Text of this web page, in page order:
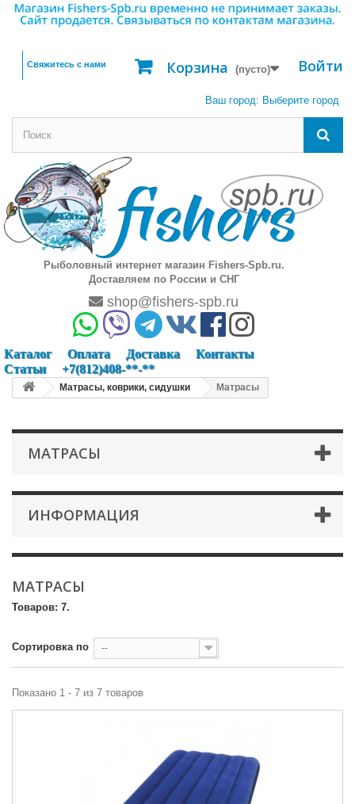
Войти
Корзина (пусто)
Свяжитесь с нами
Ваш город: Выберите город
Рыболовный интернет магазин Fishers-Spb.ru.
Доставляем по России и СНГ
shop@fishers-spb.ru
Каталог Оплата Доставка
Контакты
Статьи
+7(812)408-**-**
Матрасы, коврики, сидушки Матрасы
МАТРАСЫ
ИНФОРМАЦИЯ
МАТРАСЫ
Товаров: 7.
Сортировка по --
Показано 1 - 7 из 7 товаров